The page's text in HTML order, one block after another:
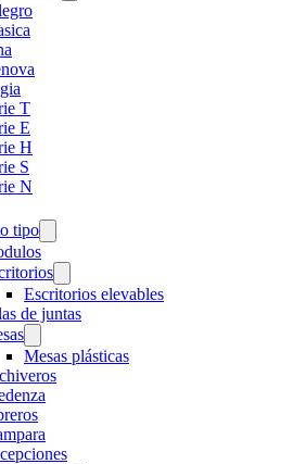
T
E
H
S
N
tipo
Escritorios elevables
de juntas
Mesas plásticas